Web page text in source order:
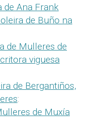
de Ana Frank
de Buño na
de Mulleres de
viguesa
de Bergantiños,
:
de Muxía